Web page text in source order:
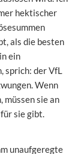
hektischer
als die besten
ein
sprich: der VfL
Wenn
müssen sie an
sie gibt.
unaufgeregte